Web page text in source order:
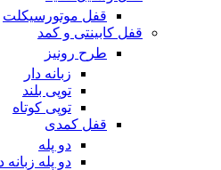
قفل موتورسیکلت
قفل کابینتی و کمد
طرح رونیز
زبانه دار
توپی بلند
توپی کوتاه
قفل کمدی
دو پله
دو پله